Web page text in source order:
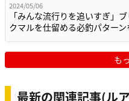
2024/05/06
「みんな流行りを追いすぎ」
クマルを仕留める必釣パター
も
最新の関連記事(ル